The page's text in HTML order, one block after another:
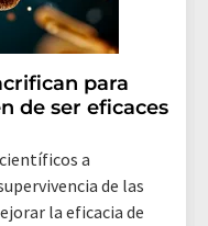
para
de ser eficaces
a
de las
la eficacia de